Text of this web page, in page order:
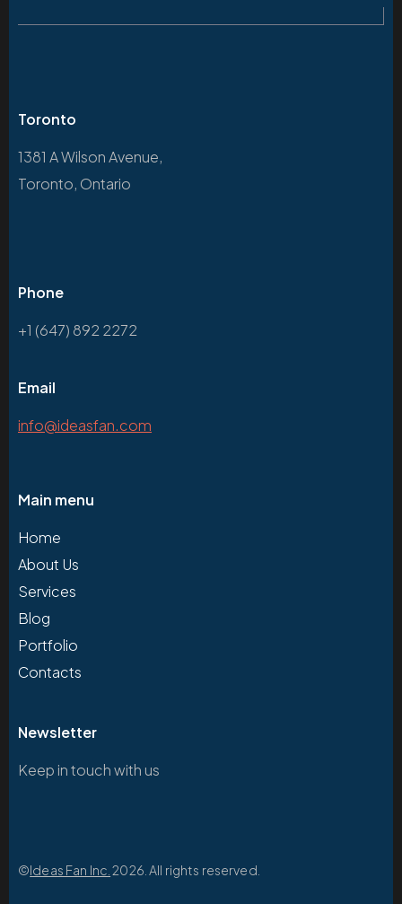
Toronto
1381 A Wilson Avenue,
Toronto, Ontario
Phone
+1 (647) 892 2272
Email
info@ideasfan.com
Main menu
Home
About Us
Services
Blog
Portfolio
Contacts
Newsletter
Keep in touch with us
©Ideas Fan Inc. 2026. All rights reserved.